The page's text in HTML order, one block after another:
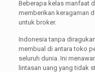
Beberapa kelas manfaat
memberikan keragaman
untuk broker.
Indonesia tanpa
membual di antara toko
seluruh dunia. Ini
lintasan uang yang tidak